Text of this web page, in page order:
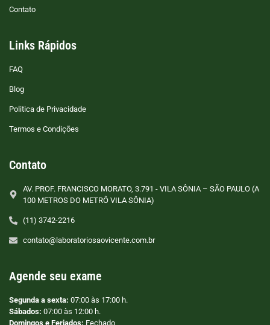
Contato
Links Rápidos
FAQ
Blog
Politica de Privacidade
Termos e Condições
Contato
AV. PROF. FRANCISCO MORATO, 3.791 - VILA SÔNIA – SÃO PAULO (A
100 METROS DO METRÔ VILA SÔNIA)
(11) 3742-2216
contato@laboratoriosaovicente.com.br
Agende seu exame
Segunda a sexta: 07:00 às 17:00 h.
Sábados: 07:00 às 12:00 h.
Domingos e Feriados: Fechado